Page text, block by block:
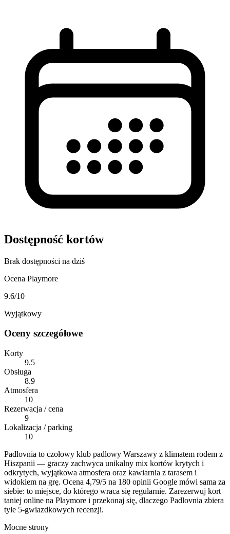
Dostępność kortów
Brak dostępności na dziś
Ocena Playmore
9.6/10
Wyjątkowy
Oceny szczegółowe
Korty
9.5
Obsługa
8.9
Atmosfera
10
Rezerwacja / cena
9
Lokalizacja / parking
10
Padlovnia to czołowy klub padlowy Warszawy z klimatem rodem z
Hiszpanii — graczy zachwyca unikalny mix kortów krytych i
odkrytych, wyjątkowa atmosfera oraz kawiarnia z tarasem i
widokiem na grę. Ocena 4,79/5 na 180 opinii Google mówi sama za
siebie: to miejsce, do którego wraca się regularnie. Zarezerwuj kort
taniej online na Playmore i przekonaj się, dlaczego Padlovnia zbiera
tyle 5-gwiazdkowych recenzji.
Mocne strony